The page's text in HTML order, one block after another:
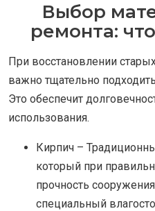
Выбор
ремонта:
При восстановлении
важно тщательно
Это обеспечит
использования.
Кирпич –
который при
прочность
специальный